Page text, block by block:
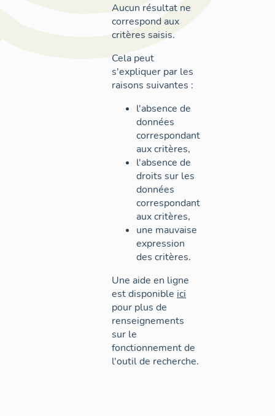
Aucun résultat ne
correspond aux
critères saisis.
Cela peut
s'expliquer par les
raisons suivantes :
l'absence de
données
correspondant
aux critères,
l'absence de
droits sur les
données
correspondant
aux critères,
une mauvaise
expression
des critères.
Une aide en ligne
est disponible ici
pour plus de
renseignements
sur le
fonctionnement de
l'outil de recherche.